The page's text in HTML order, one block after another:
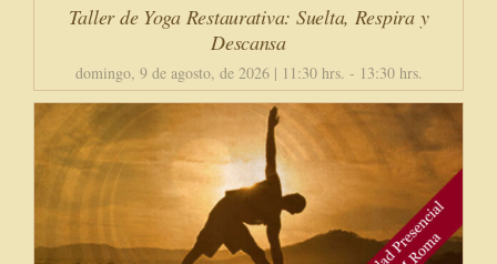
Taller de Yoga Restaurativa: Suelta, Respira y
Descansa
domingo, 9 de agosto, de 2026 | 11:30 hrs. - 13:30 hrs.